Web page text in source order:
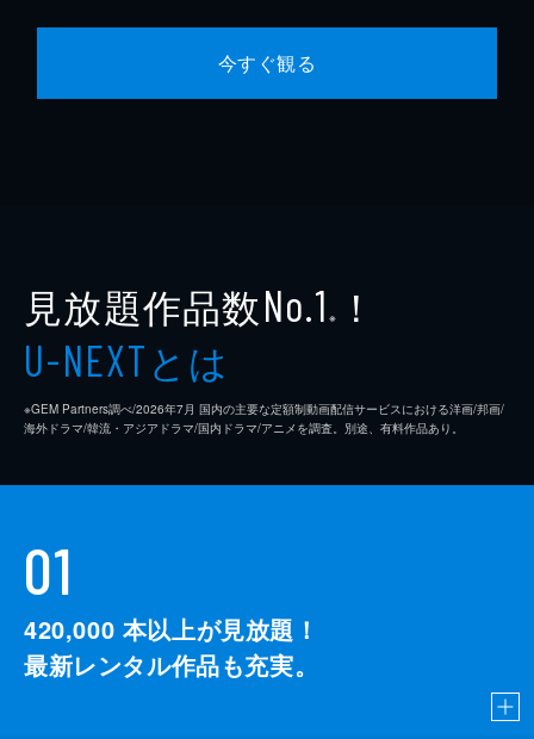
今すぐ観る
見放題作品数No.1 ※ ！
U-NEXTとは
※GEM Partners調べ/2026年7⽉ 国内の主要な定額制動画配信サービスにおける洋画/邦画/
海外ドラマ/韓流・アジアドラマ/国内ドラマ/アニメを調査。別途、有料作品あり。
01
420,000 本以上が見放題！
最新レンタル作品も充実。